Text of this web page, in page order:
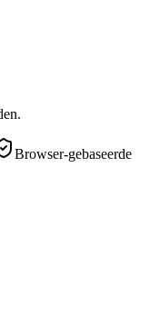
Browser-gebaseerde